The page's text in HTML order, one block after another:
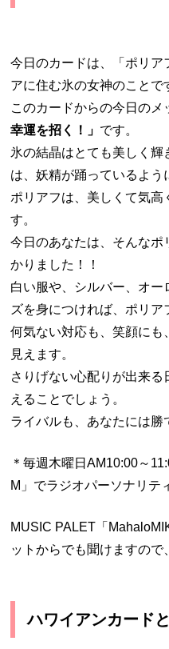
今日のカードは、「ポリア
アに住む氷の女神のことで
このカードからの今日のメ
幸運を招く！」 です。
氷の結晶はとても美しく
は、妖精が踊っているよう
ポリアフは、美しくて気
す。
今日のあなたは、そんなポ
かりました！！
白い服や、シルバー、オー
ズを身につければ、ポリア
何気ない対応も、笑顔にも
見えます。
さりげない心配りが出来
えることでしょう。
ライバルも、あなたには勝
＊毎週木曜日AM10:00～
M」でラジオパーソナリテ
MUSIC PALET「
ットからでも聞けますので
ハワイアンカード